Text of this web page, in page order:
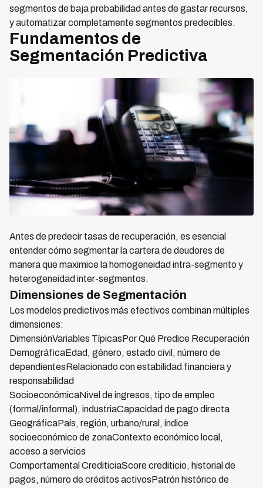
segmentos de baja probabilidad antes de gastar recursos,
y automatizar completamente segmentos predecibles.
Fundamentos de
Segmentación Predictiva
Antes de predecir tasas de recuperación, es esencial
entender cómo segmentar la cartera de deudores de
manera que maximice la homogeneidad intra-segmento y
heterogeneidad inter-segmentos.
Dimensiones de Segmentación
Los modelos predictivos más efectivos combinan múltiples
dimensiones:
DimensiónVariables TípicasPor Qué Predice Recuperación
DemográficaEdad, género, estado civil, número de
dependientesRelacionado con estabilidad financiera y
responsabilidad
SocioeconómicaNivel de ingresos, tipo de empleo
(formal/informal), industriaCapacidad de pago directa
GeográficaPaís, región, urbano/rural, índice
socioeconómico de zonaContexto económico local,
acceso a servicios
Comportamental CrediticiaScore crediticio, historial de
pagos, número de créditos activosPatrón histórico de